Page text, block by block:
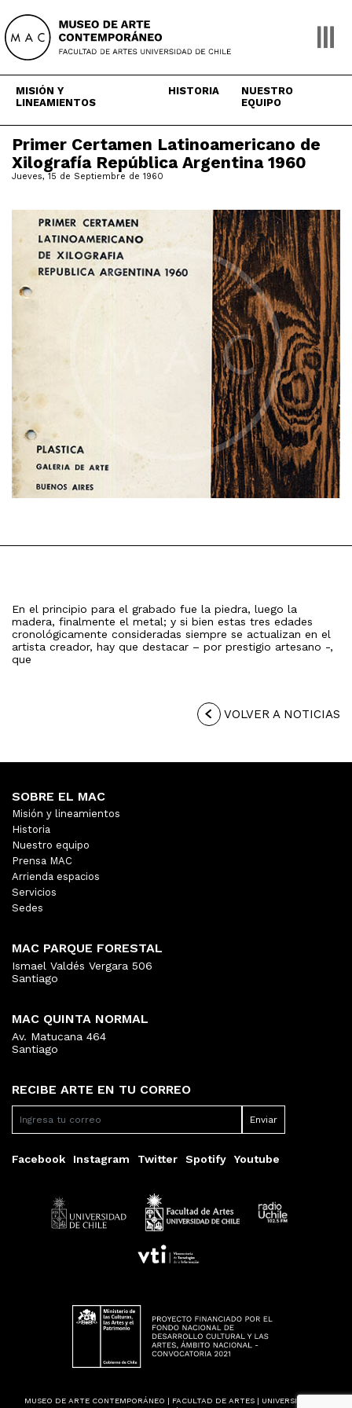
content
MISIÓN Y
LINEAMIENTOS
HISTORIA
NUESTRO
EQUIPO
Primer Certamen Latinoamericano de
Xilografía República Argentina 1960
Jueves, 15 de Septiembre de 1960
En el principio para el grabado fue la piedra, luego la
madera, finalmente el metal; y si bien estas tres edades
cronológicamente consideradas siempre se actualizan en el
artista creador, hay que destacar – por prestigio artesano -,
que
VOLVER A NOTICIAS
RECIBE ARTE EN TU CORREO
Facebook Instagram Twitter Spotify Youtube
SOBRE EL MAC
Misión y lineamientos
Historia
Nuestro equipo
Prensa MAC
Arrienda espacios
Servicios
Sedes
MAC PARQUE FORESTAL
Ismael Valdés Vergara 506
Santiago
MAC QUINTA NORMAL
Av. Matucana 464
Santiago
MUSEO DE ARTE CONTEMPORÁNEO | FACULTAD DE ARTES | UNIVERSIDAD DE